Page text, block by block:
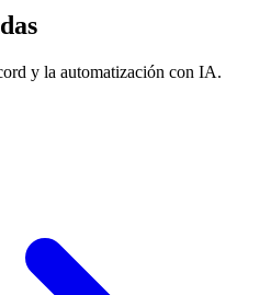
y la automatización con IA.